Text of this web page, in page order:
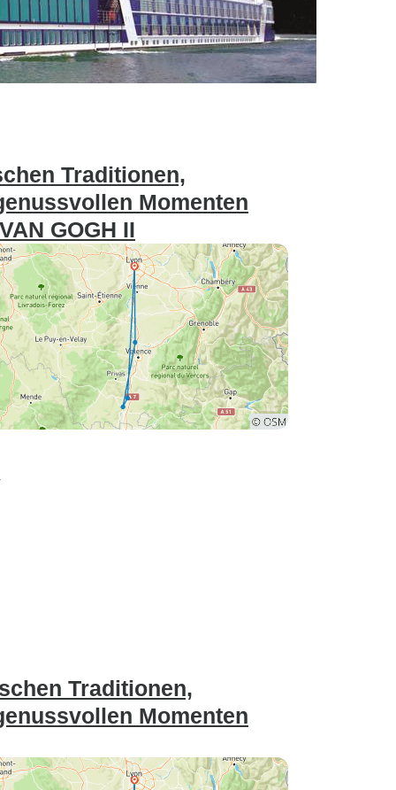
Traditionen,
Momenten
GOGH II
Traditionen,
Momenten